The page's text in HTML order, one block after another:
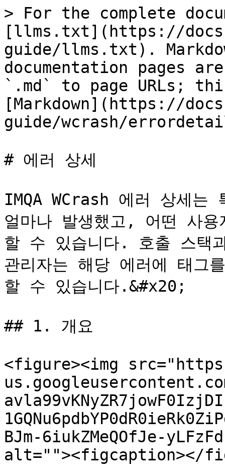
> For the complete
[llms.txt](https://
guide/llms.txt).
documentation pages
`.md` to page URLs;
[Markdown](https://
guide/wcrash/
# 에러 상세
IMQA WCrash 에러 상세는
얼마나 발생했고, 어떤 사
할 수 있습니다. 호출 스택
관리자는 해당 에러에 태그
할 수 있습니다.&#x20;
## 1. 개요
<figure><img
BJm-6iukZMeQOfJe-
alt=""><figcaption></